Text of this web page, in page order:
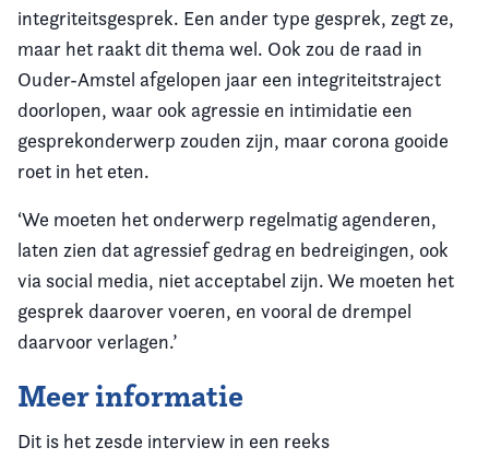
integriteitsgesprek. Een ander type gesprek, zegt ze,
maar het raakt dit thema wel. Ook zou de raad in
Ouder-Amstel afgelopen jaar een integriteitstraject
doorlopen, waar ook agressie en intimidatie een
gesprekonderwerp zouden zijn, maar corona gooide
roet in het eten.
‘We moeten het onderwerp regelmatig agenderen,
laten zien dat agressief gedrag en bedreigingen, ook
via social media, niet acceptabel zijn. We moeten het
gesprek daarover voeren, en vooral de drempel
daarvoor verlagen.’
Meer informatie
Dit is het zesde interview in een reeks